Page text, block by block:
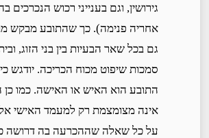
גירושין, וגם בענייני רכוש הנכרכים
אחריה פנימה). כך שהתובע מבקש
גם בכל שאר הבעיות בין בני הזוג,
סמכות שיפוט מכוח הכריכה. יודגש
התובע הוא האיש או האישה. כמו כן
אינה מצומצמת רק למעמד האישי
על כל שאלה שההכרעה בה דרושה